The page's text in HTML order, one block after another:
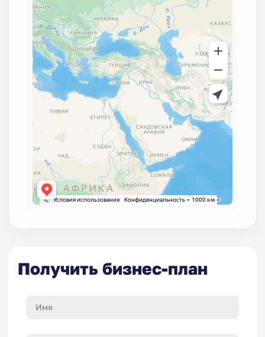
Получить бизнес-план